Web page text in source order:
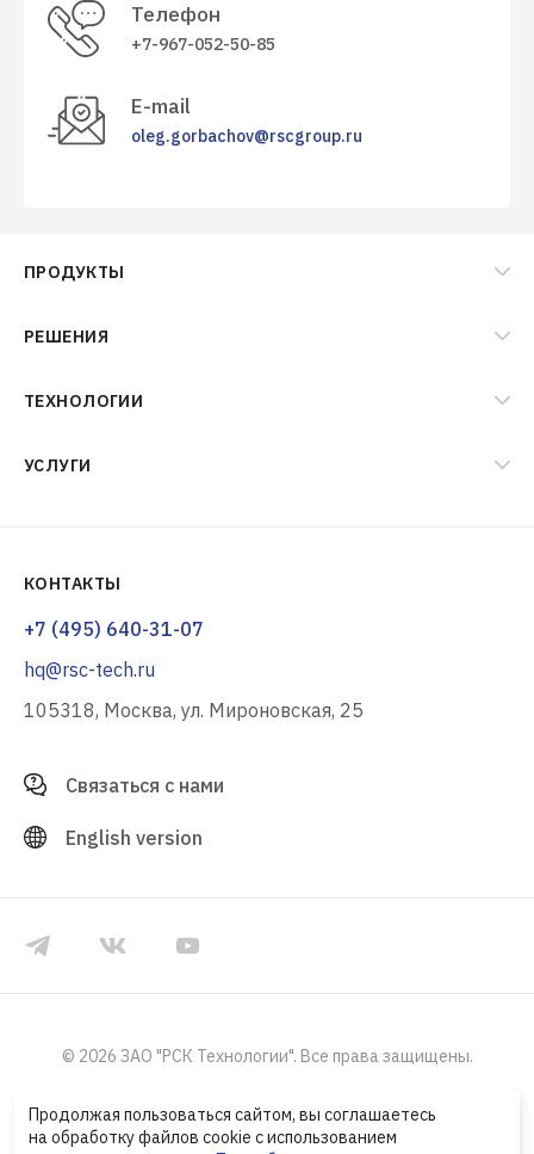
Телефон
+7-967-052-50-85
E-mail
oleg.gorbachov@rscgroup.ru
ПРОДУКТЫ
РЕШЕНИЯ
ТЕХНОЛОГИИ
УСЛУГИ
КОНТАКТЫ
+7 (495) 640-31-07
hq@rsc-tech.ru
105318, Москва, ул. Мироновская, 25
Связаться с нами
English version
© 2026 ЗАО "РСК Технологии". Все права защищены.
Продолжая пользоваться сайтом, вы соглашаетесь
на обработку файлов cookie с использованием